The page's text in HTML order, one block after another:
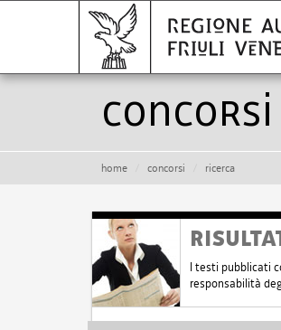
Concorsi
home concorsi ricerca
I testi pubblicati
responsabilità